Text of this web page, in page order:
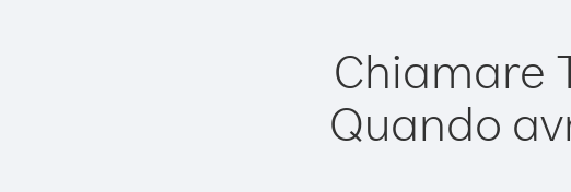
Chiamare
Quando